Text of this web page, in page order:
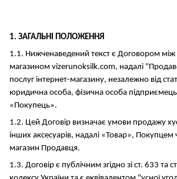
1. ЗАГАЛЬНІ ПОЛОЖЕННЯ
1.1. Нижченаведений текст є Договором між
магазином vizerunoksilk.com, надалі
послуг інтернет-магазину, незалежно від
юридична особа, фізична особа
«Покупець».
1.2. Цей Договір визначає умови продажу
інших аксесуарів, надалі «Товар», Покупцем
магазин Продавця.
1.3. Договір є публічним згідно зі ст. 633 та